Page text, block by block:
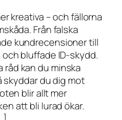
kreativa – och fällorna
Från falska
kundrecensioner till
bluffade ID-skydd.
råd kan du minska
skyddar du dig mot
blir allt mer
att bli lurad ökar.